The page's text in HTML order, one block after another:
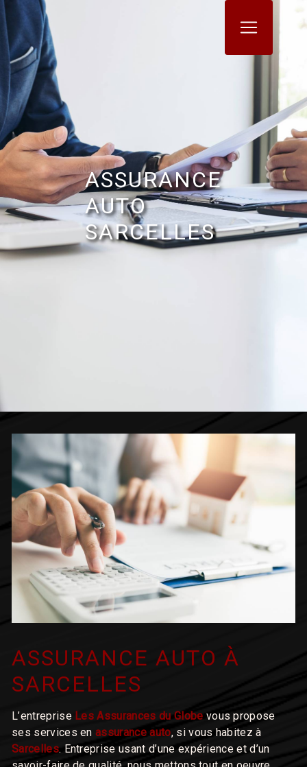
ASSURANCE
AUTO
SARCELLES
ASSURANCE AUTO À
SARCELLES
L’entreprise Les Assurances du Globe vous propose
ses services enassurance auto, si vous habitez à
Sarcelles. Entreprise usant d’une expérience et d’un
Panneau de gestion des cookies